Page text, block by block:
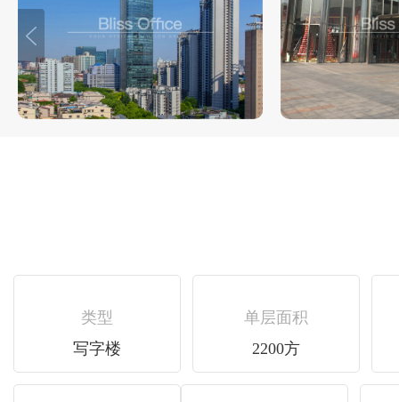
类型
写字楼
单层面积
2200方